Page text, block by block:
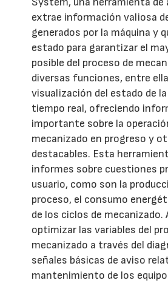
extrae información valiosa
generados por la máquina y
estado para garantizar el
posible del proceso de
diversas funciones, entre
visualización del estado de
tiempo real, ofreciendo
importante sobre la
mecanizado en progreso y
destacables. Esta
informes sobre cuestiones
usuario, como son la
proceso, el consumo
de los ciclos de mecanizado.
optimizar las variables del
mecanizado a través del
señales básicas de aviso
mantenimiento de los